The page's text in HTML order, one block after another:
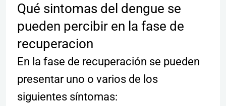
Qué sintomas del dengue se
pueden percibir en la fase de
recuperacion
En la fase de recuperación se pueden
presentar uno o varios de los
siguientes síntomas: